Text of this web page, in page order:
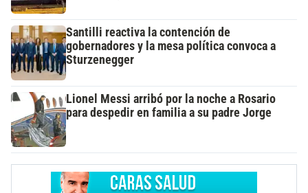
Santilli reactiva la contención de
gobernadores y la mesa política convoca a
Sturzenegger
Lionel Messi arribó por la noche a Rosario
para despedir en familia a su padre Jorge